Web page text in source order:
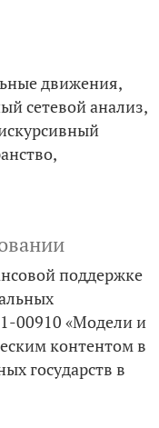
движения
сетевой анализ
поддержке
00910 «Модели и
контентом в
государств в